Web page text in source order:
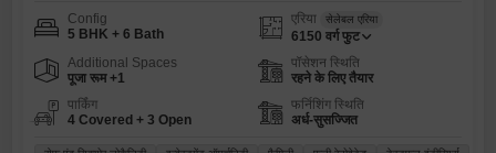
Config
5 BHK + 6 Bath
एरिया सेलेबल एरिया
6150 वर्ग फुट
Additional Spaces
पूजा रूम +1
पॉसेशन स्थिति
रहने के लिए तैयार
पार्किंग
4 Covered + 3 Open
फर्निशिंग स्थिति
अर्ध-सुसज्जित